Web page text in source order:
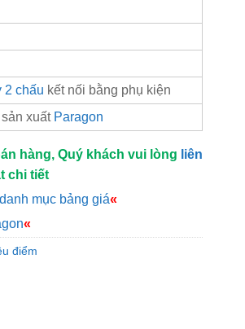
2 chấu kết nối bằng phụ kiện
xuất Paragon
hàng, Quý khách vui lòng liên
chi tiết
mục bảng giá«
«
điểm